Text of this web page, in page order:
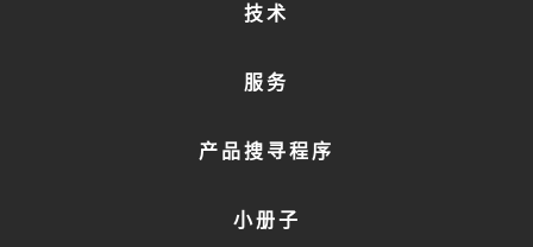
技术
服务
产品搜寻程序
小册子